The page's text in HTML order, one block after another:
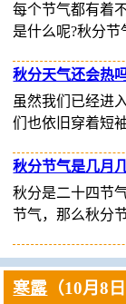
每个节气都有着
是什么呢?秋分
秋分天气还会热
虽然我们已经进
们也依旧穿着短
秋分节气是几月
秋分是二十四节
节气，那么秋分
寒露 （10月8